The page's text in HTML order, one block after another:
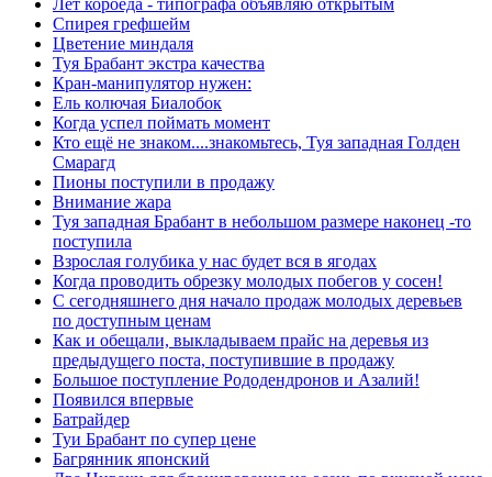
Лёт короеда - типографа объявляю открытым
Спирея грефшейм
Цветение миндаля
Туя Брабант экстра качества
Кран-манипулятор нужен:
Ель колючая Биалобок
Когда успел поймать момент
Кто ещё не знаком....знакомьтесь, Туя западная Голден
Смарагд
Пионы поступили в продажу
Внимание жара
Туя западная Брабант в небольшом размере наконец -то
поступила
Взрослая голубика у нас будет вся в ягодах
Когда проводить обрезку молодых побегов у сосен!
С сегодняшнего дня начало продаж молодых деревьев
по доступным ценам
Как и обещали, выкладываем прайс на деревья из
предыдущего поста, поступившие в продажу
Большое поступление Рододендронов и Азалий!
Появился впервые
Батрайдер
Туи Брабант по супер цене
Багрянник японский